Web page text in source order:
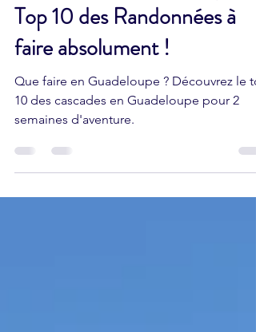
Corentin Dutal
13 mars 2025
5 min de lecture
Que faire en Guadeloupe ?
Top 10 des Randonnées à
faire absolument !
Que faire en Guadeloupe ? Découvrez le
10 des cascades en Guadeloupe pour 2